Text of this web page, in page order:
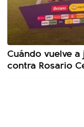
Cuándo vuelve
contra Rosario